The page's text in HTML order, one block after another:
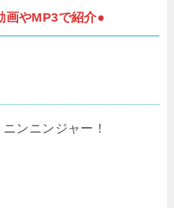
やMP3で紹介●
ンニンジャー！